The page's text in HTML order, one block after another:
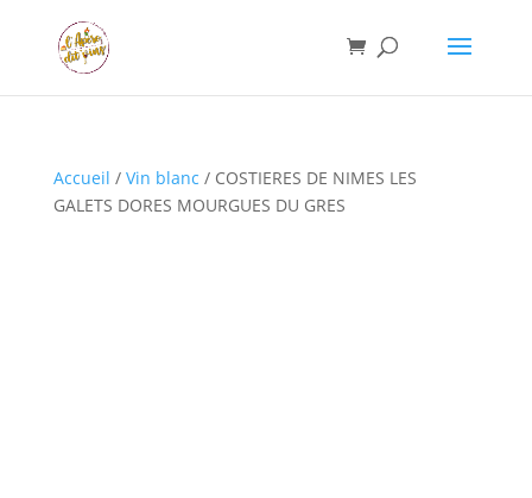
Accueil / Vin blanc / COSTIERES DE NIMES LES
GALETS DORES MOURGUES DU GRES